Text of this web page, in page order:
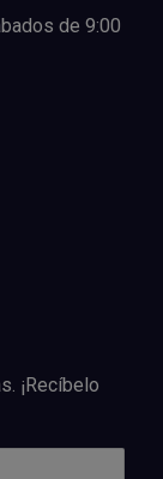
de 9:00
¡Recíbelo